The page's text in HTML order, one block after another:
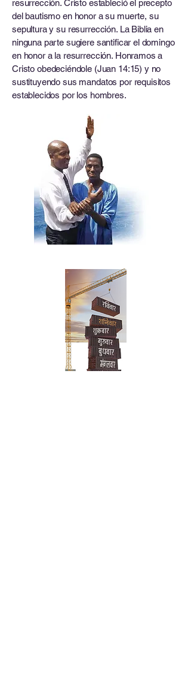
resurrección. Cristo estableció el precepto
del bautismo en honor a su muerte, su
sepultura y su resurrección. La Biblia en
ninguna parte sugiere santificar el domingo
en honor a la resurrección. Honramos a
Cristo obedeciéndole (Juan 14:15) y no
sustituyendo sus mandatos por requisitos
establecidos por los hombres.